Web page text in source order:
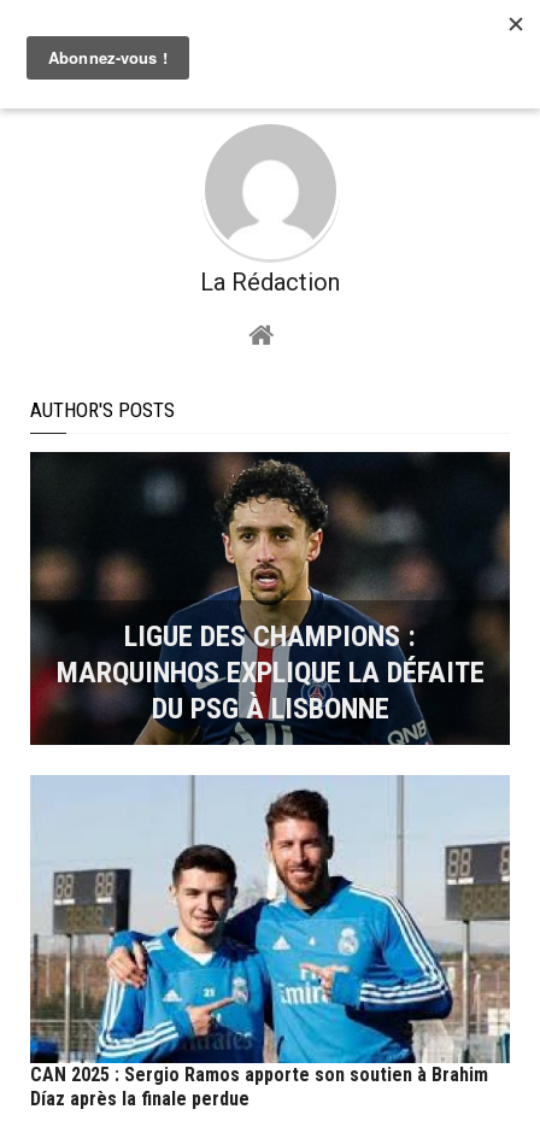
La Rédaction
AUTHOR'S POSTS
LIGUE DES CHAMPIONS :
MARQUINHOS EXPLIQUE LA DÉFAITE
DU PSG À LISBONNE
CAN 2025 : Sergio Ramos apporte son soutien à Brahim
Díaz après la finale perdue